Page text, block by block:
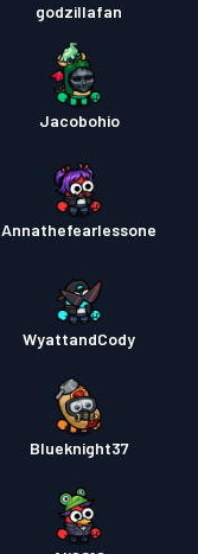
godzillafan
Jacobohio
Annathefearlessone
WyattandCody
Blueknight37